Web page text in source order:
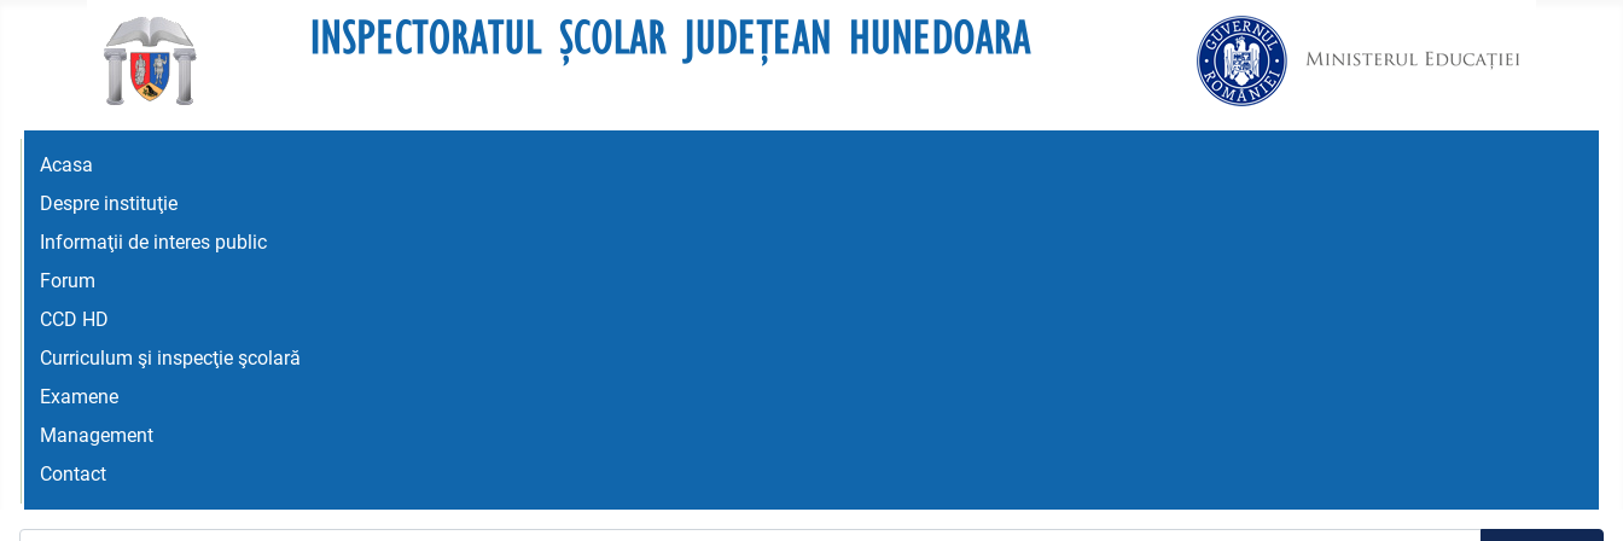
Acasa
Despre instituţie
Informaţii de interes public
Forum
CCD HD
Curriculum şi inspecţie şcolară
Examene
Management
Contact